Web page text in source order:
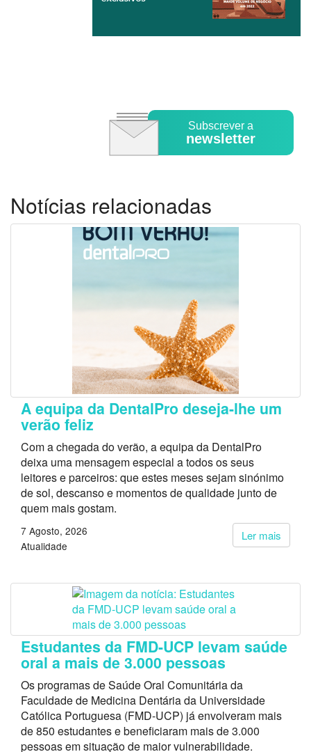
Subscrever a
newsletter
Notícias relacionadas
A equipa da DentalPro deseja-lhe um
verão feliz
Com a chegada do verão, a equipa da DentalPro
deixa uma mensagem especial a todos os seus
leitores e parceiros: que estes meses sejam sinónimo
de sol, descanso e momentos de qualidade junto de
quem mais gostam.
Ler mais
7 Agosto, 2026
Atualidade
Estudantes da FMD-UCP levam saúde
oral a mais de 3.000 pessoas
Os programas de Saúde Oral Comunitária da
Faculdade de Medicina Dentária da Universidade
Católica Portuguesa (FMD-UCP) já envolveram mais
de 850 estudantes e beneficiaram mais de 3.000
pessoas em situação de maior vulnerabilidade.